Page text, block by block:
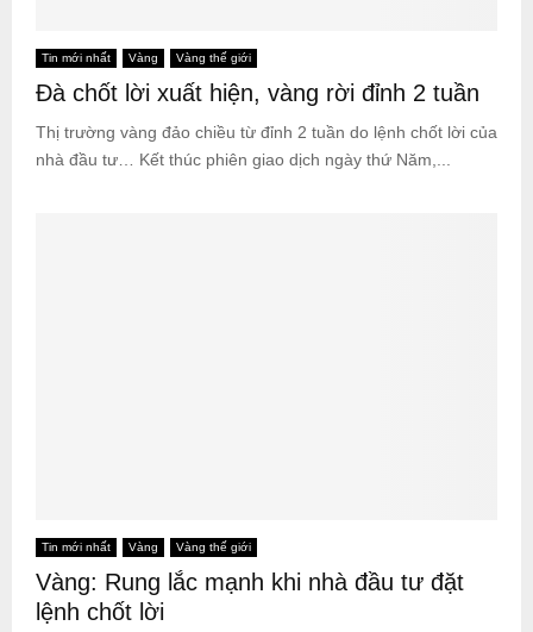
Tin mới nhất Vàng Vàng thế giới
Đà chốt lời xuất hiện, vàng rời đỉnh 2 tuần
Thị trường vàng đảo chiều từ đỉnh 2 tuần do lệnh chốt lời của
nhà đầu tư… Kết thúc phiên giao dịch ngày thứ Năm,...
Tin mới nhất Vàng Vàng thế giới
Vàng: Rung lắc mạnh khi nhà đầu tư đặt
lệnh chốt lời